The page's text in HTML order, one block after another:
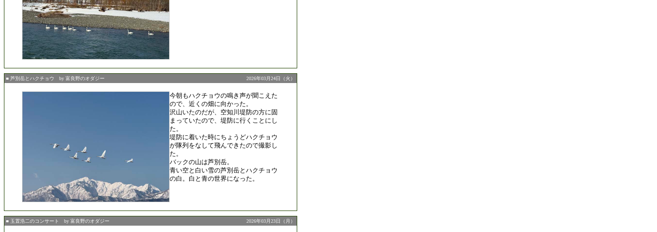
■ 芦別岳とハクチョウ by 富良野のオダジー 2026年03月24日（火）
今朝もハクチョウの鳴き声が聞こえた
ので、近くの畑に向かった。
沢山いたのだが、空知川堤防の方に固
まっていたので、堤防に行くことにし
た。
堤防に着いた時にちょうどハクチョウ
が隊列をなして飛んできたので撮影し
た。
バックの山は芦別岳。
青い空と白い雪の芦別岳とハクチョウ
の白。白と青の世界になった。
■ 玉置浩二のコンサート by 富良野のオダジー 2026年03月23日（月）